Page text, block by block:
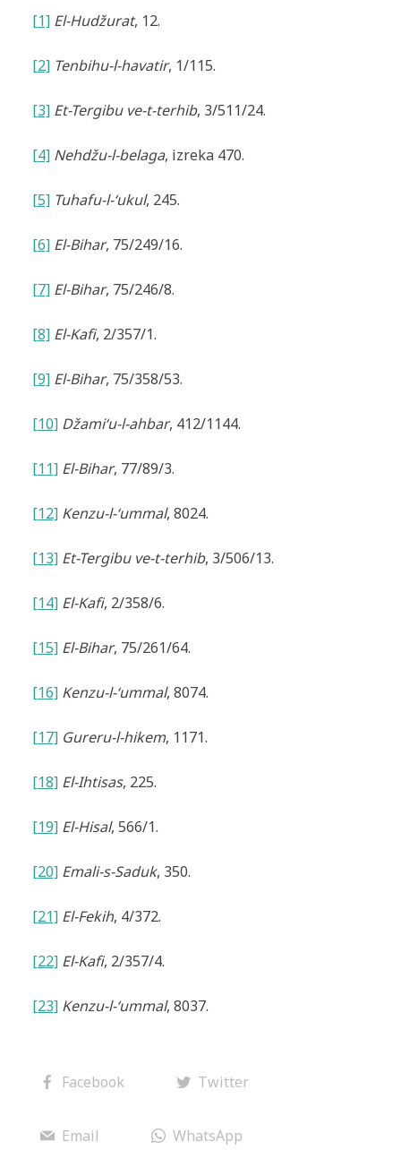
[1] El-Hudžurat, 12.
[2] Tenbihu-l-havatir, 1/115.
[3] Et-Tergibu ve-t-terhib, 3/511/24.
[4] Nehdžu-l-belaga, izreka 470.
[5] Tuhafu-l-‘ukul, 245.
[6] El-Bihar, 75/249/16.
[7] El-Bihar, 75/246/8.
[8] El-Kafi, 2/357/1.
[9] El-Bihar, 75/358/53.
[10] Džami‘u-l-ahbar, 412/1144.
[11] El-Bihar, 77/89/3.
[12] Kenzu-l-‘ummal, 8024.
[13] Et-Tergibu ve-t-terhib, 3/506/13.
[14] El-Kafi, 2/358/6.
[15] El-Bihar, 75/261/64.
[16] Kenzu-l-‘ummal, 8074.
[17] Gureru-l-hikem, 1171.
[18] El-Ihtisas, 225.
[19] El-Hi­sal, 566/1.
[20] Emali-s-Saduk, 350.
[21] El-Fekih, 4/372.
[22] El-Kafi, 2/357/4.
[23] Kenzu-l-‘ummal, 8037.
Facebook Twitter
Email WhatsApp